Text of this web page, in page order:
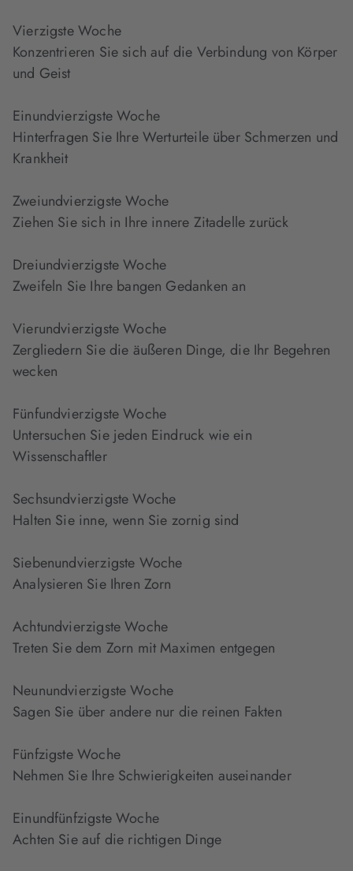
Vierzigste Woche
Konzentrieren Sie sich auf die Verbindung von Körper
und Geist
Einundvierzigste Woche
Hinterfragen Sie Ihre Werturteile über Schmerzen und
Krankheit
Zweiundvierzigste Woche
Ziehen Sie sich in Ihre innere Zitadelle zurück
Dreiundvierzigste Woche
Zweifeln Sie Ihre bangen Gedanken an
Vierundvierzigste Woche
Zergliedern Sie die äußeren Dinge, die Ihr Begehren
wecken
Fünfundvierzigste Woche
Untersuchen Sie jeden Eindruck wie ein
Wissenschaftler
Sechsundvierzigste Woche
Halten Sie inne, wenn Sie zornig sind
Siebenundvierzigste Woche
Analysieren Sie Ihren Zorn
Achtundvierzigste Woche
Treten Sie dem Zorn mit Maximen entgegen
Neunundvierzigste Woche
Sagen Sie über andere nur die reinen Fakten
Fünfzigste Woche
Nehmen Sie Ihre Schwierigkeiten auseinander
Einundfünfzigste Woche
Achten Sie auf die richtigen Dinge